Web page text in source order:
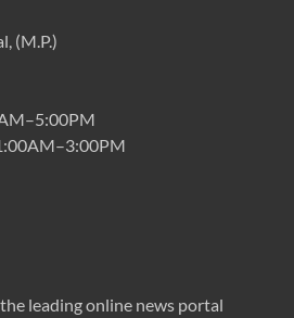
(M.P.)
leading online news portal